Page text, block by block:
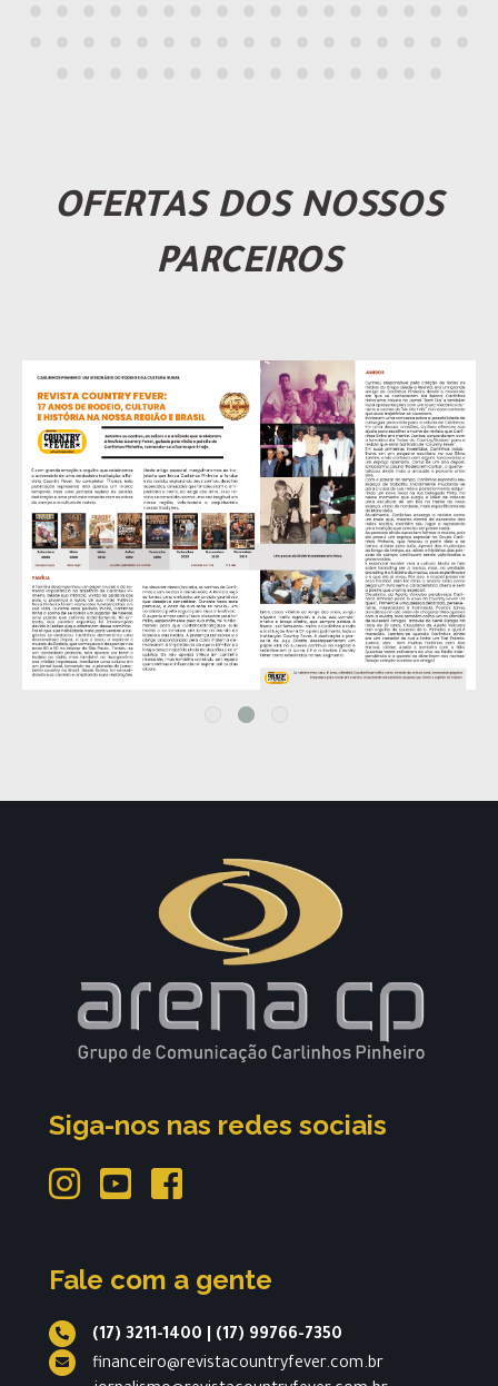
OFERTAS DOS NOSSOS
PARCEIROS
Siga-nos nas redes sociais
Fale com a gente
(17) 3211-1400
(17) 99766-7350
financeiro@revistacountryfever.com.br